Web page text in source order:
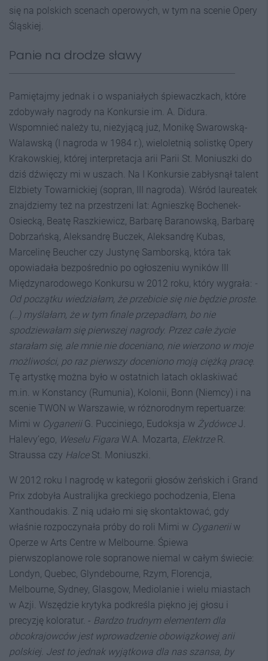
się na polskich scenach operowych, w tym na scenie Opery
Śląskiej.
Panie na drodze sławy
Pamiętajmy jednak i o wspaniałych śpiewaczkach, które
zdobywały nagrody na Konkursie im. A. Didura.
Wspomnieć należy tu, nieżyjącą już, Monikę Swarowską-
Walawską (I nagroda w 1984 r.), wieloletnią solistkę Opery
Krakowskiej, której interpretacja arii Parii St. Moniuszki do
dziś dźwięczy mi w uszach. Na I Konkursie zabłysnął talent
Elżbiety Towarnickiej (sopran, III nagroda). Wśród laureatek
znajdziemy też na przestrzeni lat: Agnieszkę Bochenek-
Osiecką, Beatę Raszkiewicz, Barbarę Baranowską, Barbarę
Dobrzańską, Aleksandrę Buczek, Aleksandrę Kubas,
Marcelinę Beucher czy Justynę Samborską, która tak
opowiadała bezpośrednio po ogłoszeniu wyników III
Międzynarodowego Konkursu w 2012 roku, który wygrała:
Od początku wiedziałam, że przebicie się nie będzie proste.
(…) myślałam, że w tym finale przepadłam, bo nie
spodziewałam się pierwszej nagrody. Przez całe życie
starałam się, ale mnie nie doceniano, nie wierzono w moje
możliwości, po raz pierwszy doceniono moją ciężką pracę.
Tę artystkę można było w ostatnich latach oklaskiwać
m.in. w Konstancy (Rumunia), Kolonii, Bonn (Niemcy) i na
scenie TWON w Warszawie, w różnorodnym repertuarze:
Mimi w CyganeriiG. Pucciniego, Eudoksja w ŻydówceJ.
Halevy’ego, Weselu Figara W.A. Mozarta, ElektrzeR.
Straussa czy HalceSt. Moniuszki.
W 2012 roku I nagrodę w kategorii głosów żeńskich i Grand
Prix zdobyła Australijka greckiego pochodzenia, Elena
Xanthoudakis. Z nią udało mi się skontaktować, gdy
właśnie rozpoczynała próby do roli Mimi w Cyganeriiw
Operze w Arts Centre w Melbourne. Śpiewa
pierwszoplanowe role sopranowe niemal w całym świecie:
Londyn, Quebec, Glyndebourne, Rzym, Florencja,
Melbourne, Sydney, Glasgow, Mediolanie i wielu miastach
w Azji. Wszędzie krytyka podkreśla piękno jej głosu i
precyzję koloratur. - Bardzo trudnym elementem dla
obcokrajowców jest wprowadzenie obowiązkowej arii
polskiej. Jest to jednak wyjątkowa dla nas szansa, by